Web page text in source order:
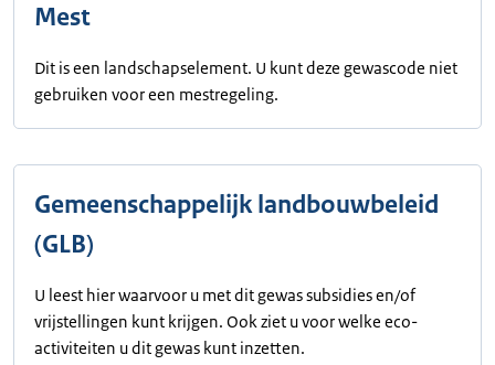
Mest
Dit is een landschapselement. U kunt deze gewascode niet
gebruiken voor een mestregeling.
Gemeenschappelijk landbouwbeleid
(GLB)
U leest hier waarvoor u met dit gewas subsidies en/of
vrijstellingen kunt krijgen. Ook ziet u voor welke eco-
activiteiten u dit gewas kunt inzetten.